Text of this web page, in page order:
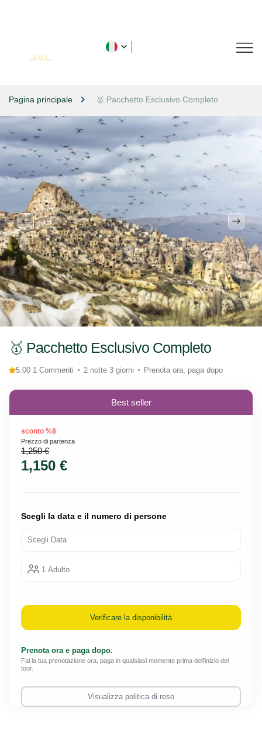
Pagina principale 🥇 Pacchetto Esclusivo Completo
🥇 Pacchetto Esclusivo Completo
5.00 1 Commenti 2 notte 3 giorni Prenota ora, paga dopo
Best seller
sconto %8
Prezzo di partenza
1,250 €
1,150 €
Scegli la data e il numero di persone
Scegli Data
1 Adulto
Verificare la disponibilità
Prenota ora e paga dopo.
Fai la tua prenotazione ora, paga in qualsiasi momento prima dell'inizio del
tour.
Visualizza politica di reso